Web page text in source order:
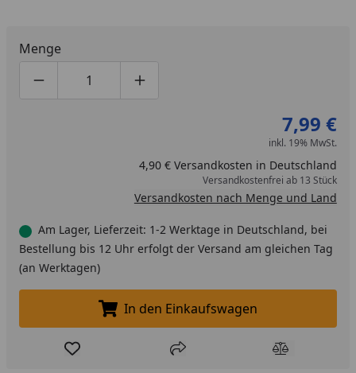
Menge
Produktmenge um eins verringern
Produktmenge manuell eingeben
Produktmenge um eins erhöhen
7,99 €
inkl. 19% MwSt.
4,90 € Versandkosten in Deutschland
Versandkostenfrei ab 13 Stück
Versandkosten nach Menge und Land
Am Lager, Lieferzeit: 1-2 Werktage in Deutschland, bei
Bestellung bis 12 Uhr erfolgt der Versand am gleichen Tag
(an Werktagen)
In den Einkaufswagen legen
In den Einkaufswagen
Produkt zur Wunschliste hinzufügen
Teilen Produkt